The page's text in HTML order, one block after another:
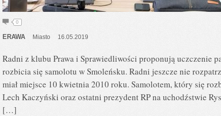
0
ERAWA Miasto 16.05.2019
Radni z klubu Prawa i Sprawiedliwości proponują uczczenie
rozbicia się samolotu w Smoleńsku. Radni jeszcze nie
miał miejsce 10 kwietnia 2010 roku. Samolotem, który się
Lech Kaczyński oraz ostatni prezydent RP na uchodźstwie
[…]